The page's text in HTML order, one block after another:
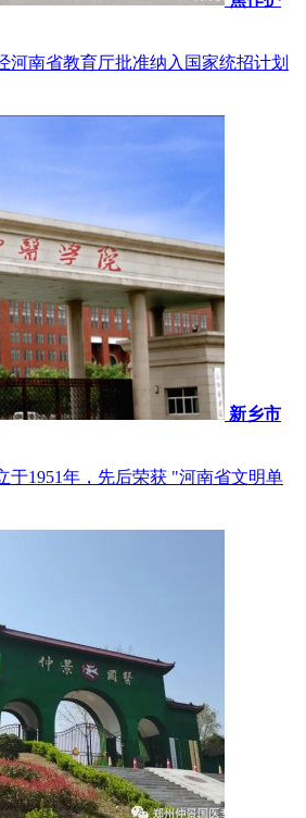
河南省教育厅批准纳入国家统招计划
新乡市
于1951年，先后荣获 "河南省文明单